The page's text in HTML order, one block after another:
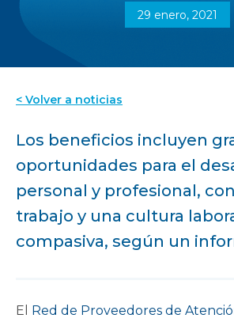
29 enero, 2021
< Volver a noticias
Los beneficios incluyen
oportunidades para el
personal y profesional,
trabajo y una cultura
compasiva, según un
El Red de Proveedores de